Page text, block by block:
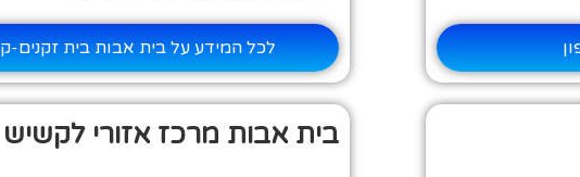
לכל המידע על בית אבות בית זקנים-
בית אבות מרכז אזורי לקשיש